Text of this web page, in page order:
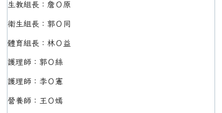
生教組長：詹Ｏ原
衛生組長：郭Ｏ同
體育組長：林Ｏ益
護理師：郭Ｏ絲
護理師：李Ｏ憲
營養師：王Ｏ嫣